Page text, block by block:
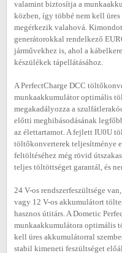
valamint biztosítja a
közben, így többé nem kell
megérkezik valahová.
generátorokkal rendelkező
járművekhez is, ahol a
készülékek tápellátásához.
A PerfectCharge DCC
munkaakkumulátor optimális
megakadályozza a
előtti meghibásodásának
az élettartamot. A fejlett IU0U
töltőkonverterek teljesítménye
feltöltéséhez még rövid
teljes töltöttséget garantál, és
24 V-os rendszerfeszültsége
vagy 12 V-os akkumulátort
hasznos útitárs. A Dometic
munkaakkumulátora optimális
kell üres akkumulátorral
stabil kimeneti feszültséget